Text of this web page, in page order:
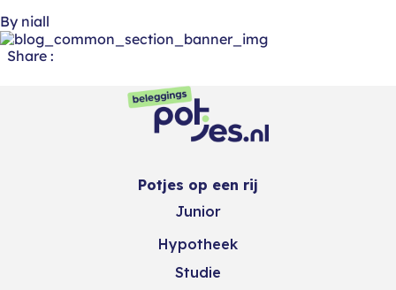
By niall
Share :
Potjes op een rij
Junior
Hypotheek
Studie